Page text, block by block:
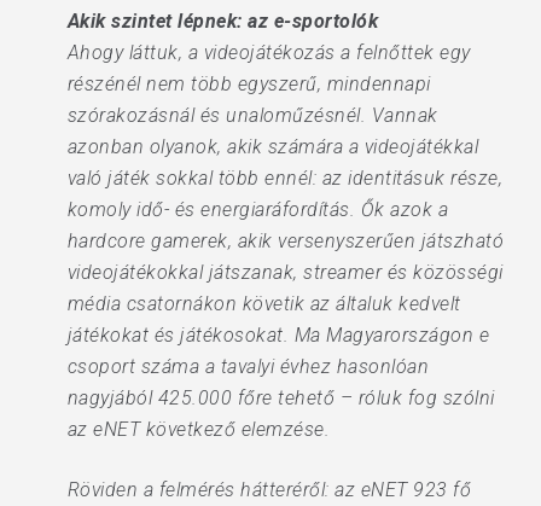
Akik szintet lépnek: az e-sportolók
Ahogy láttuk, a videojátékozás a felnőttek egy
részénél nem több egyszerű, mindennapi
szórakozásnál és unaloműzésnél. Vannak
azonban olyanok, akik számára a videojátékkal
való játék sokkal több ennél: az identitásuk része,
komoly idő- és energiaráfordítás. Ők azok a
hardcore gamerek, akik versenyszerűen játszható
videojátékokkal játszanak, streamer és közösségi
média csatornákon követik az általuk kedvelt
játékokat és játékosokat. Ma Magyarországon e
csoport száma a tavalyi évhez hasonlóan
nagyjából 425.000 főre tehető – róluk fog szólni
az eNET következő elemzése.
Röviden a felmérés hátteréről: az eNET 923 fő